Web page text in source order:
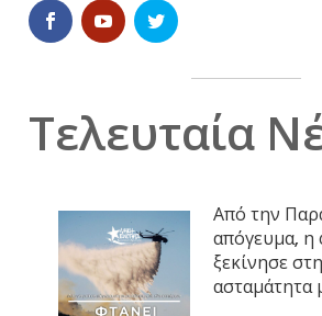
Τελευταία
Από την
απόγευμα, η
ξεκίνησε
ασταμάτητα